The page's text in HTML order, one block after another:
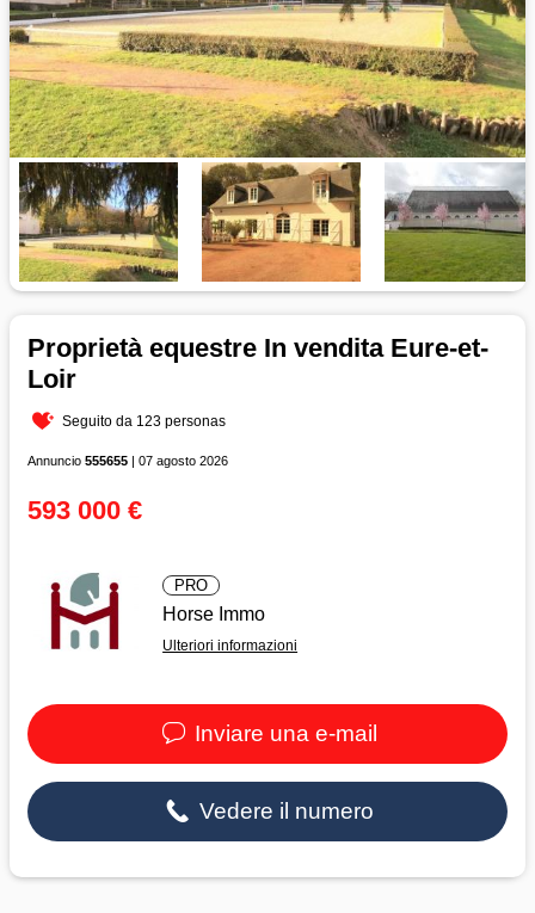
Proprietà equestre In vendita Eure-et-
Loir
Seguito da 123 personas
Annuncio 555655 | 07 agosto 2026
593 000 €
PRO
Horse Immo
Ulteriori informazioni
Inviare una e-mail
Vedere il numero